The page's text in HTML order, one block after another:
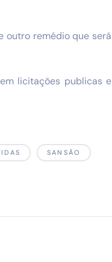
outro remédio que será
licitações publicas e
SANSÃO